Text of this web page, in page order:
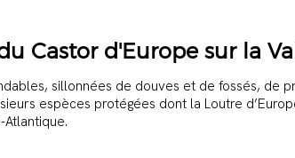
Castor d'Europe sur la
sillonnées de douves et de fossés, de
espèces protégées dont la Loutre